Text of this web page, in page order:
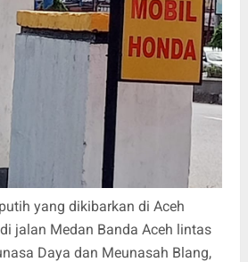
yang dikibarkan di Aceh
jalan Medan Banda Aceh lintas
Daya dan Meunasah Blang,